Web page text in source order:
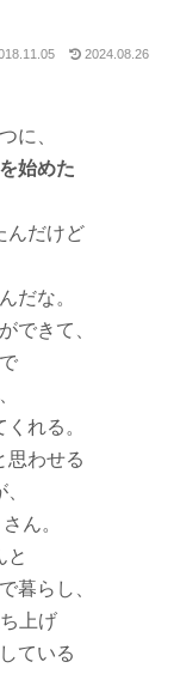
2024.08.26
に、
始めた
んだけど
だな。
できて、
れる。
思わせる
ん。
と
暮らし、
上げ
ている